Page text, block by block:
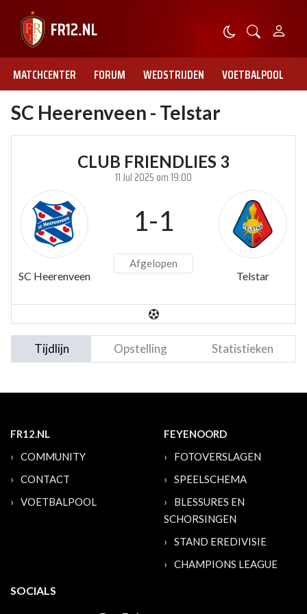
MATCHCENTER FORUM WEDSTRIJDEN VOETBALPOOL
SC Heerenveen - Telstar
CLUB FRIENDLIES 3
11 Jul 2025 om 19:00
SC Heerenveen
1-1
Afgelopen
Telstar
Tijdlijn Opstelling Statistieken
FR12.NL
COMMUNITY
CONTACT
VOETBALPOOL
FEYENOORD
FOTOVERSLAGEN
SPEELSCHEMA
BLESSURES EN
SCHORSINGEN
STAND EREDIVISIE
CHAMPIONS LEAGUE
SOCIALS